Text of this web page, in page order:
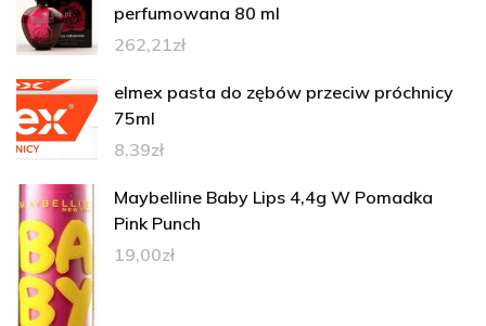
perfumowana 80 ml
262,21zł
elmex pasta do zębów przeciw próchnicy
75ml
8,39zł
Maybelline Baby Lips 4,4g W Pomadka
Pink Punch
19,00zł